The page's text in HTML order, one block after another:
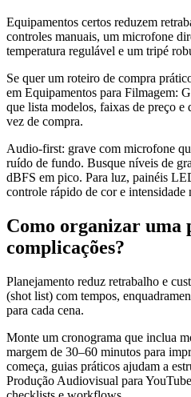
Equipamentos certos reduzem
controles manuais, um microfone
temperatura regulável e um tripé
Se quer um roteiro de compra
em Equipamentos para Filmagem:
que lista modelos, faixas de preço
vez de compra.
Audio-first: grave com microfone
ruído de fundo. Busque níveis de
dBFS em pico. Para luz, painéis
controle rápido de cor e intensidade
Como organizar uma
complicações?
Planejamento reduz retrabalho e
(shot list) com tempos,
para cada cena.
Monte um cronograma que inclua
margem de 30–60 minutos para
começa, guias práticos ajudam a
Produção Audiovisual para